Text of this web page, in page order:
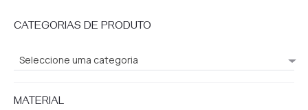
CATEGORIAS DE PRODUTO
Seleccione uma categoria
MATERIAL